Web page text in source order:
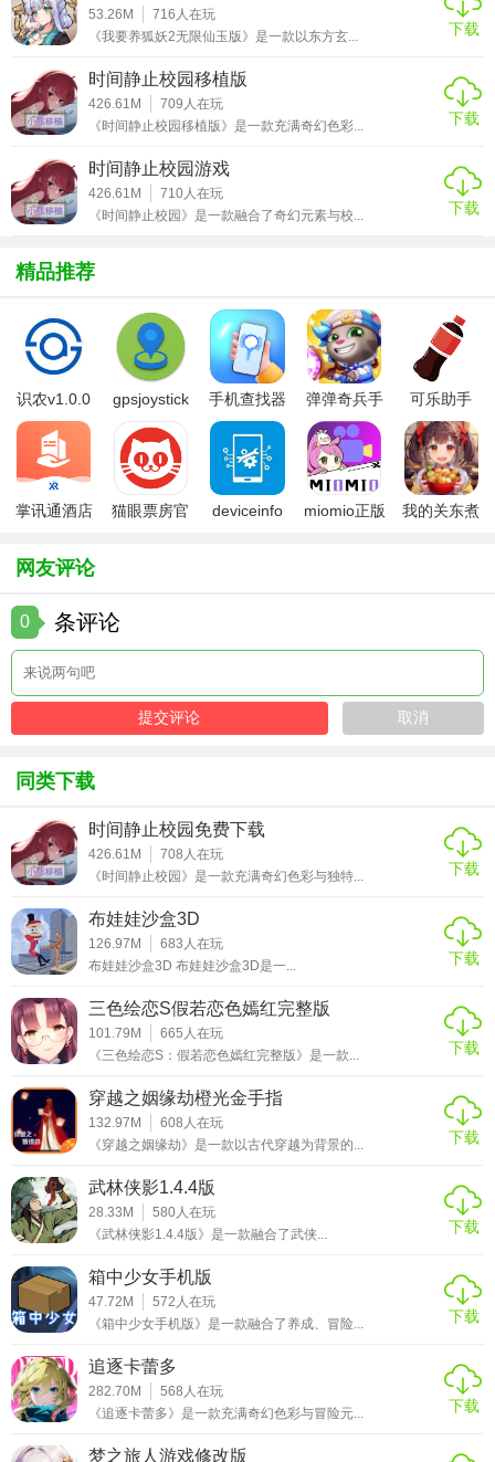
起探险，共同解决难题。
1. 优先升级治疗魔法：在探险过程中，保持薇薇的健康至关
重要，因此建议优先升级治疗魔法。
2. 观察环境：很多谜题需要玩家仔细观察周围环境，利用场
景中的物品和线索解决问题。
能点，提升薇薇的生存能力和战斗力。
4. 利用道具：游戏中有很多有用的道具，如钥匙、炸药等，
合理利用这些道具可以大大简化任务难度。
薇薇与魔法之岛1.0.1版本测评
《薇薇与魔法之岛》以其精美的画面、丰富的剧情和多样的
玩法受到了玩家们的喜爱。游戏不仅提供了丰富的探索内容
和战斗体验，还通过多结局设计增加了游戏的可玩性。尽管
在某些方面（如角色平衡性）仍有改进空间，但总体来说是
一款值得一试的冒险解谜佳作。
53.26M 716 人在玩
《我要养狐妖2无限仙玉版》是一款以东方玄...
下载
时间静止校园移植版
426.61M 709 人在玩
《时间静止校园移植版》是一款充满奇幻色彩...
下载
时间静止校园游戏
426.61M 710 人在玩
《时间静止校园》是一款融合了奇幻元素与校...
下载
精品推荐
识农v1.0.0
gpsjoystick
手机查找器
app
弹弹奇兵手
游免费版
可乐助手
5.26版本
掌讯通酒店
猫眼票房官
deviceinfo
miomio正版
我的关东煮
网友评论
0 条评论
同类下载
时间静止校园免费下载
426.61M 708 人在玩
《时间静止校园》是一款充满奇幻色彩与独特...
下载
布娃娃沙盒3D
126.97M 683 人在玩
布娃娃沙盒3D 布娃娃沙盒3D是一...
下载
三色绘恋S假若恋色嫣红完整版
101.79M 665 人在玩
《三色绘恋S：假若恋色嫣红完整版》是一款...
下载
穿越之姻缘劫橙光金手指
132.97M 608 人在玩
《穿越之姻缘劫》是一款以古代穿越为背景的...
下载
武林侠影1.4.4版
28.33M 580人在玩
《武林侠影1.4.4版》是一款融合了武侠...
下载
箱中少女手机版
47.72M 572 人在玩
《箱中少女手机版》是一款融合了养成、冒险...
下载
追逐卡蕾多
282.70M 568 人在玩
《追逐卡蕾多》是一款充满奇幻色彩与冒险元...
下载
梦之旅人游戏修改版